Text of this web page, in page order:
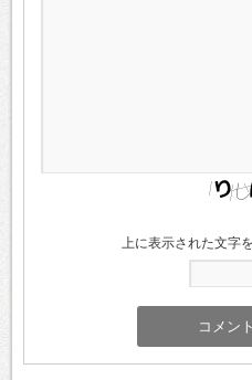
上に表示された文字